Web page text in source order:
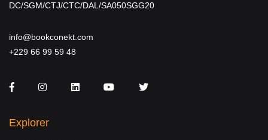
DC/SGM/CTJ/CTC/DAL/SA050SGG20
info@bookconekt.com
+229 66 99 59 48
FacebookInstagramLinkedInYou TubeTwitter
Explorer